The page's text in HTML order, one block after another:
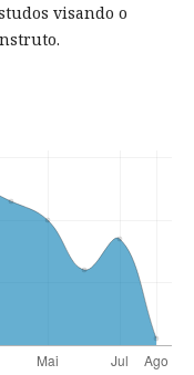
visando o